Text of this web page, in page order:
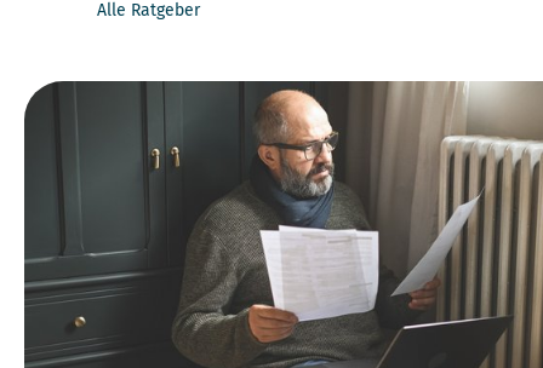
Alle Ratgeber